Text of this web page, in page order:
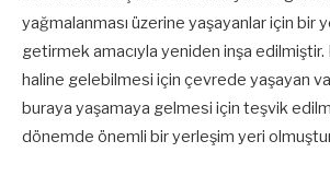
yağmalanması üzerine yaşayanlar için bir
getirmek amacıyla yeniden inşa edilmiştir.
haline gelebilmesi için çevrede yaşayan
buraya yaşamaya gelmesi için teşvik
dönemde önemli bir yerleşim yeri